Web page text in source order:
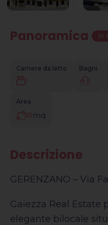
Panoramica In
Camere da letto
1
Bagni
1
Area
65 mq
Descrizione
GERENZANO – Via
Gaiezza Real Estate
elegante bilocale